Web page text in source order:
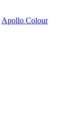
Apollo Colour